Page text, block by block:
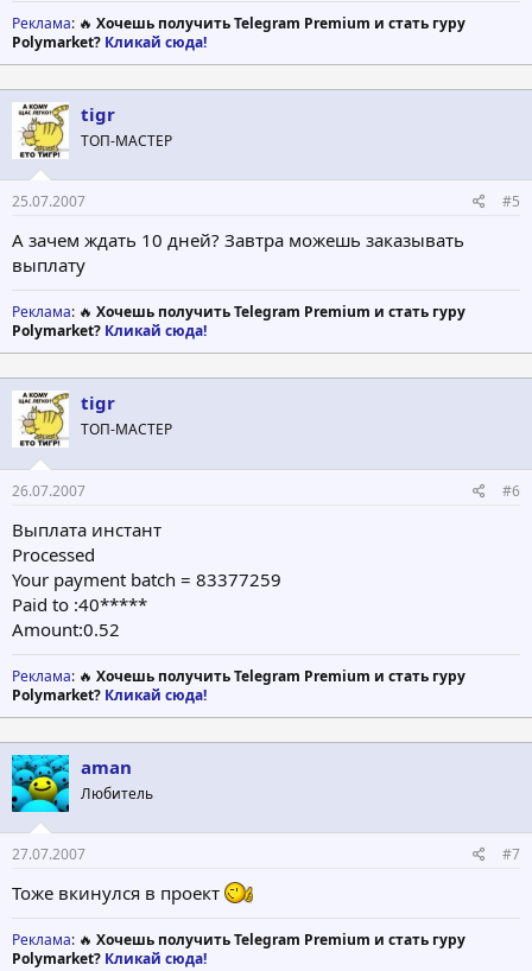
Реклама: 🔥 Хочешь получить Telegram Premium и стать гуру
Polymarket? Кликай сюда!
tigr
ТОП-МАСТЕР
25.07.2007 #5
А зачем ждать 10 дней? Завтра можешь заказывать
выплату
Реклама: 🔥 Хочешь получить Telegram Premium и стать гуру
Polymarket? Кликай сюда!
tigr
ТОП-МАСТЕР
26.07.2007 #6
Выплата инстант
Processed
Your payment batch = 83377259
Paid to :40*****
Amount:0.52
Реклама: 🔥 Хочешь получить Telegram Premium и стать гуру
Polymarket? Кликай сюда!
aman
Любитель
27.07.2007 #7
Тоже вкинулся в проект
Реклама: 🔥 Хочешь получить Telegram Premium и стать гуру
Polymarket? Кликай сюда!